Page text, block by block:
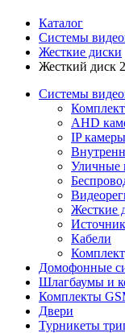
Каталог
Системы
Жесткие диски
Жесткий диск
Системы
AHD
IP камеры
Уличные
Жесткие
Кабели
Домофонные
Шлагбаумы и
Комплекты
Двери
Турникеты